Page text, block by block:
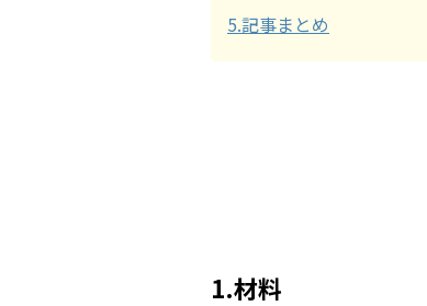
5.記事まとめ
1.材料